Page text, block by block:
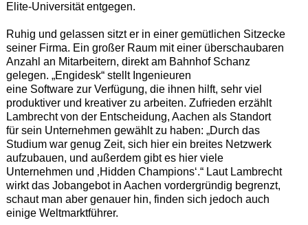
Elite-Universität entgegen.
Ruhig und gelassen sitzt er in einer gemütlichen Sitzecke
seiner Firma. Ein großer Raum mit einer überschaubaren
Anzahl an Mitarbeitern, direkt am Bahnhof Schanz
gelegen. „Engidesk“ stellt Ingenieuren
eine Software zur Verfügung, die ihnen hilft, sehr viel
produktiver und kreativer zu arbeiten. Zufrieden erzählt
Lambrecht von der Entscheidung, Aachen als Standort
für sein Unternehmen gewählt zu haben: „Durch das
Studium war genug Zeit, sich hier ein breites Netzwerk
aufzubauen, und außerdem gibt es hier viele
Unternehmen und ‚Hidden Champions‘.“ Laut Lambrecht
wirkt das Jobangebot in Aachen vordergründig begrenzt,
schaut man aber genauer hin, finden sich jedoch auch
einige Weltmarktführer.